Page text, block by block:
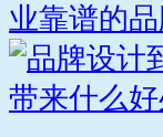
业靠谱的